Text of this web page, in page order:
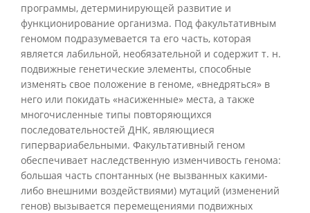
программы, детерминирующей развитие и
функционирование организма. Под факультативным
геномом подразумевается та его часть, которая
является лабильной, необязательной и содержит т. н.
подвижные генетические элементы, способные
изменять свое положение в геноме, «внедряться» в
него или покидать «насиженные» места, а также
многочисленные типы повторяющихся
последовательностей ДНК, являющиеся
гипервариабельными. Факультативный геном
обеспечивает наследственную изменчивость генома:
большая часть спонтанных (не вызванных какими-
либо внешними воздействиями) мутаций (изменений
генов) вызывается перемещениями подвижных